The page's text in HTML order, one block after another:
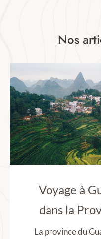
Nos
Voyage à
dans la
La province du